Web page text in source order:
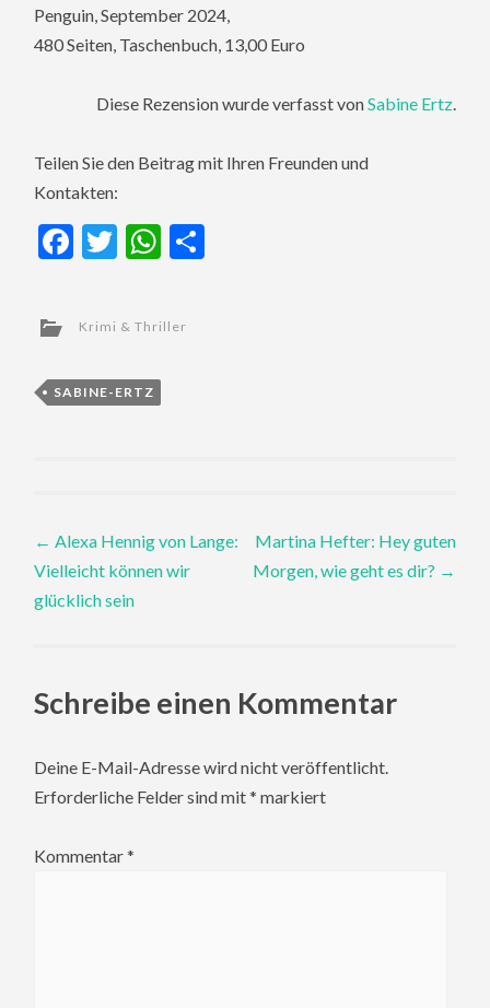
Penguin, September 2024,
480 Seiten, Taschenbuch, 13,00 Euro
Diese Rezension wurde verfasst vonSabine Ertz.
Teilen Sie den Beitrag mit Ihren Freunden und
Kontakten:
Facebook
TwitterWhatsApp
Krimi & Thriller
SABINE-ERTZ
Post
navigation
← Alexa Hennig von Lange:
Vielleicht können wir
glücklich sein
Martina Hefter: Hey guten
Morgen, wie geht es dir? →
Schreibe einen Kommentar
Deine E-Mail-Adresse wird nicht veröffentlicht.
Erforderliche Felder sind mit* markiert
Kommentar*